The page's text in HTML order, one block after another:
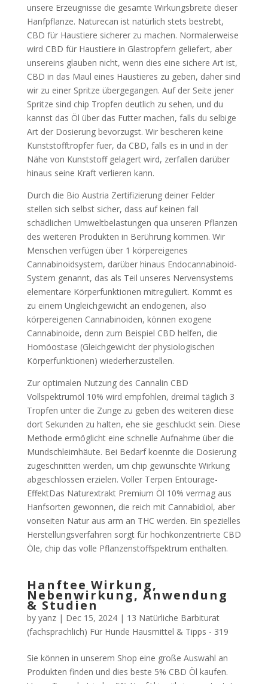
unsere Erzeugnisse die gesamte Wirkungsbreite dieser
Hanfpflanze. Naturecan ist natürlich stets bestrebt,
CBD für Haustiere sicherer zu machen. Normalerweise
wird CBD für Haustiere in Glastropfern geliefert, aber
unsereins glauben nicht, wenn dies eine sichere Art ist,
CBD in das Maul eines Haustieres zu geben, daher sind
wir zu einer Spritze übergegangen. Auf der Seite jener
Spritze sind chip Tropfen deutlich zu sehen, und du
kannst das Öl über das Futter machen, falls du selbige
Art der Dosierung bevorzugst. Wir bescheren keine
Kunststofftropfer fuer, da CBD, falls es in und in der
Nähe von Kunststoff gelagert wird, zerfallen darüber
hinaus seine Kraft verlieren kann.
Durch die Bio Austria Zertifizierung deiner Felder
stellen sich selbst sicher, dass auf keinen fall
schädlichen Umweltbelastungen qua unseren Pflanzen
des weiteren Produkten in Berührung kommen. Wir
Menschen verfügen über 1 körpereigenes
Cannabinoidsystem, darüber hinaus Endocannabinoid-
System genannt, das als Teil unseres Nervensystems
elementare Körperfunktionen mitreguliert. Kommt es
zu einem Ungleichgewicht an endogenen, also
körpereigenen Cannabinoiden, können exogene
Cannabinoide, denn zum Beispiel CBD helfen, die
Homöostase (Gleichgewicht der physiologischen
Körperfunktionen) wiederherzustellen.
Zur optimalen Nutzung des Cannalin CBD
Vollspektrumöl 10% wird empfohlen, dreimal täglich 3
Tropfen unter die Zunge zu geben des weiteren diese
dort Sekunden zu halten, ehe sie geschluckt sein. Diese
Methode ermöglicht eine schnelle Aufnahme über die
Mundschleimhäute. Bei Bedarf koennte die Dosierung
zugeschnitten werden, um chip gewünschte Wirkung
abgeschlossen erzielen. Voller Terpen Entourage-
EffektDas Naturextrakt Premium Öl 10% vermag aus
Hanfsorten gewonnen, die reich mit Cannabidiol, aber
vonseiten Natur aus arm an THC werden. Ein spezielles
Herstellungsverfahren sorgt für hochkonzentrierte CBD
Öle, chip das volle Pflanzenstoffspektrum enthalten.
Hanftee Wirkung,
Nebenwirkung, Anwendung
& Studien
by yanz| Dec 15, 2024| 13 Natürliche Barbiturat
(fachsprachlich) Für Hunde Hausmittel & Tipps - 319
Sie können in unserem Shop eine große Auswahl an
Produkten finden und dies beste 5% CBD Öl kaufen.